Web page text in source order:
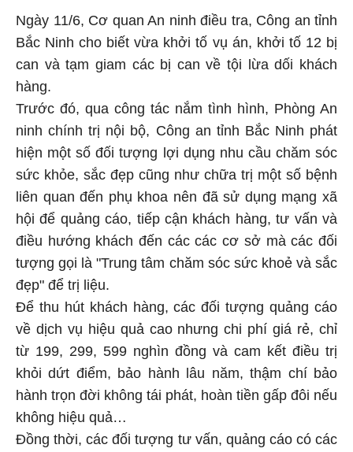
Ngày 11/6, Cơ quan An ninh điều tra, Công an tỉnh
Bắc Ninh cho biết vừa khởi tố vụ án, khởi tố 12 bị
can và tạm giam các bị can về tội lừa dối khách
hàng.
Trước đó, qua công tác nắm tình hình, Phòng An
ninh chính trị nội bộ, Công an tỉnh Bắc Ninh phát
hiện một số đối tượng lợi dụng nhu cầu chăm sóc
sức khỏe, sắc đẹp cũng như chữa trị một số bệnh
liên quan đến phụ khoa nên đã sử dụng mạng xã
hội để quảng cáo, tiếp cận khách hàng, tư vấn và
điều hướng khách đến các các cơ sở mà các đối
tượng gọi là "Trung tâm chăm sóc sức khoẻ và sắc
đẹp" để trị liệu.
Để thu hút khách hàng, các đối tượng quảng cáo
về dịch vụ hiệu quả cao nhưng chi phí giá rẻ, chỉ
từ 199, 299, 599 nghìn đồng và cam kết điều trị
khỏi dứt điểm, bảo hành lâu năm, thậm chí bảo
hành trọn đời không tái phát, hoàn tiền gấp đôi nếu
không hiệu quả…
Đồng thời, các đối tượng tư vấn, quảng cáo có các